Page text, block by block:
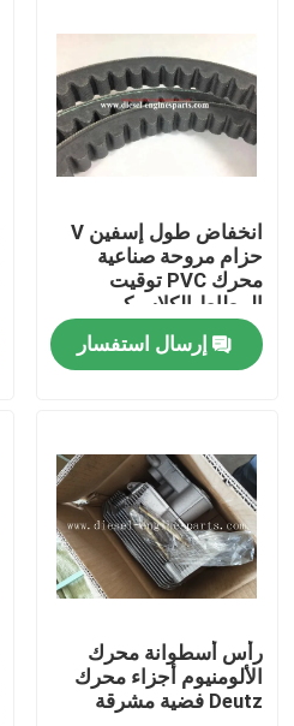
منزل
أشرطة فيديو
عرض الواقع الافتراضي
حول بنا
انخفاض طول إسفين V
حزام مروحة صناعية
محرك PVC توقيت
المطاط الكلاسيكي
إرسال استفسار
رأس أسطوانة محرك
الألومنيوم أجزاء محرك
Deutz فضية مشرقة